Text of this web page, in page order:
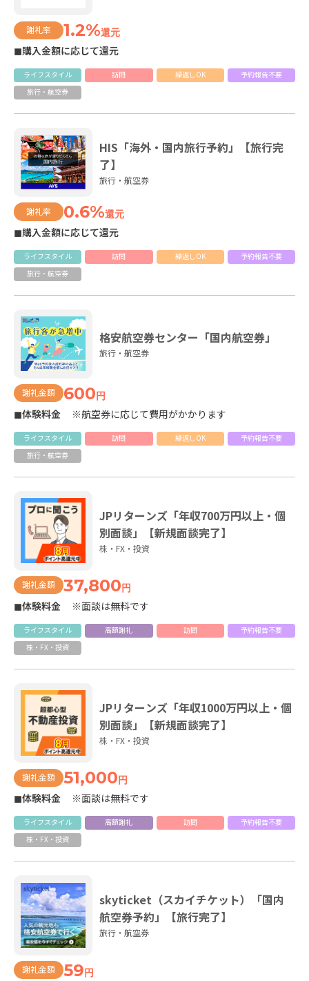
謝礼率 1.2%還元
◼購入金額に応じて還元
ライフスタイル 訪問 繰返しOK
予約報告不要
旅行・航空券
HIS「海外・国内旅行予約」【旅行完
了】
旅行・航空券
謝礼率 0.6%還元
◼購入金額に応じて還元
ライフスタイル 訪問 繰返しOK
予約報告不要
旅行・航空券
格安航空券センター「国内航空券」
旅行・航空券
謝礼金額 600円
◼体験料金 ※航空券に応じて費用がかかります
ライフスタイル 訪問 繰返しOK
予約報告不要
旅行・航空券
JPリターンズ「年収700万円以上・個
別面談」【新規面談完了】
株・FX・投資
謝礼金額 37,800円
◼体験料金 ※面談は無料です
ライフスタイル 高額謝礼 訪問
予約報告不要
株・FX・投資
JPリターンズ「年収1000万円以上・個
別面談」【新規面談完了】
株・FX・投資
謝礼金額 51,000円
◼体験料金 ※面談は無料です
ライフスタイル 高額謝礼 訪問
予約報告不要
株・FX・投資
skyticket（スカイチケット）「国内
航空券予約」【旅行完了】
旅行・航空券
謝礼金額 59円